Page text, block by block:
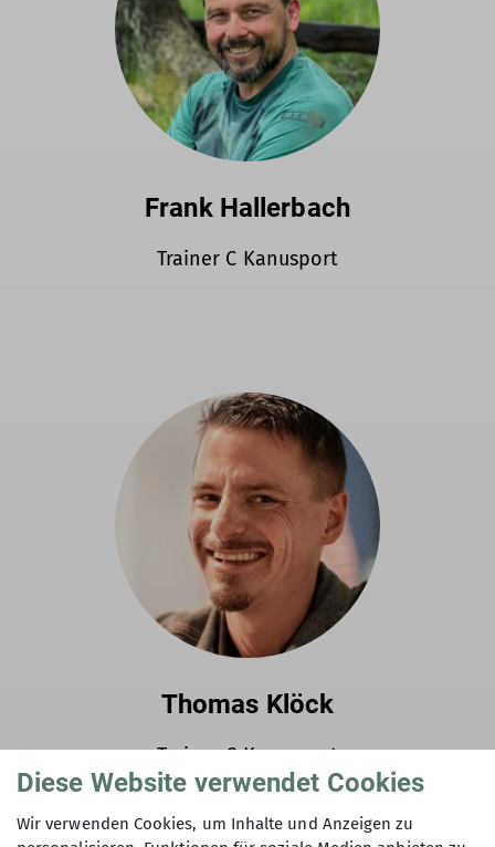
Frank Hallerbach
Trainer C Kanusport
Thomas Klöck
Trainer C Kanusport
Diese Website verwendet Cookies
Wir verwenden Cookies, um Inhalte und Anzeigen zu